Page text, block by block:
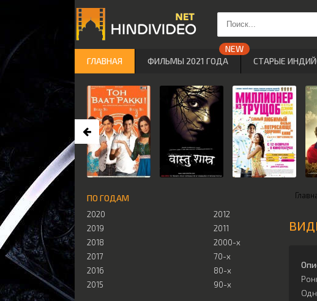
ПО ГОДАМ
2020
2019
2018
2017
2016
2015
2012
2011
2000-х
70-х
80-х
90-х
ГЛАВНАЯ ФИЛЬМЫ 2021 ГОДА СТАРЫЕ